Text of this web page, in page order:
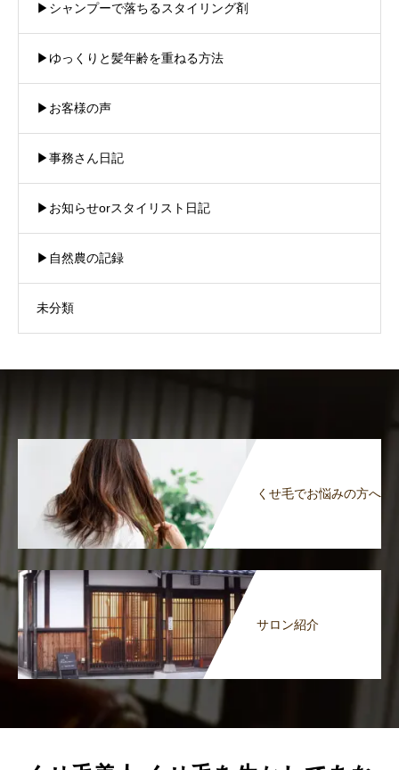
▶︎シャンプーで落ちるスタイリング剤
▶︎ゆっくりと髪年齢を重ねる方法
▶︎お客様の声
▶︎事務さん日記
▶︎お知らせorスタイリスト日記
▶︎自然農の記録
未分類
くせ毛でお悩みの方へ
サロン紹介